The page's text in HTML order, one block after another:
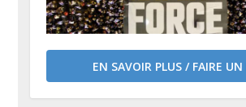
EN SAVOIR PLUS / FAIRE